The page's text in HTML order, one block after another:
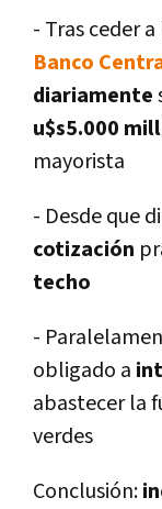
- Tras ceder
Banco
diariamente
u$s5.000
mayorista
- Desde que
cotización
techo
-
obligado a
abastecer la
verdes
Conclusión: